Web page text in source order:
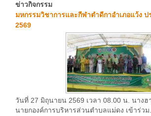
ข่าวกิจกรรม
มหกรรมวิชาการและกีฬาตำดีกาอำเภอแว้ง ป
2569
วันที่ 27 มิถุนายน 2569 เวลา 08.00 น. นาง
นายกองค์การบริหารส่วนตำบลแม่ดง เข้าร่วม...